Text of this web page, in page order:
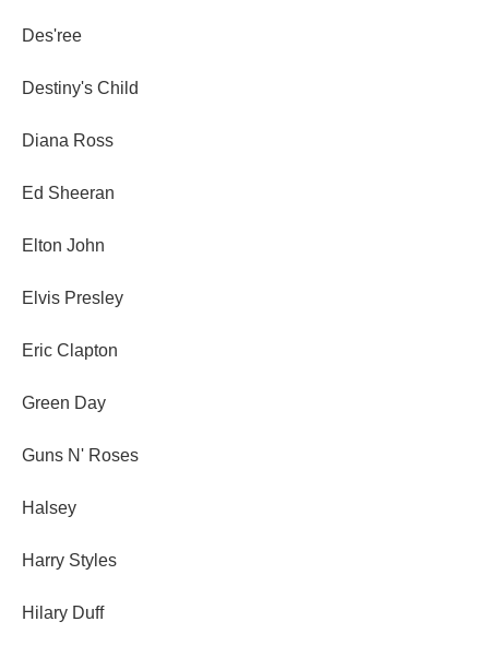
Des'ree
Destiny's Child
Diana Ross
Ed Sheeran
Elton John
Elvis Presley
Eric Clapton
Green Day
Guns N' Roses
Halsey
Harry Styles
Hilary Duff